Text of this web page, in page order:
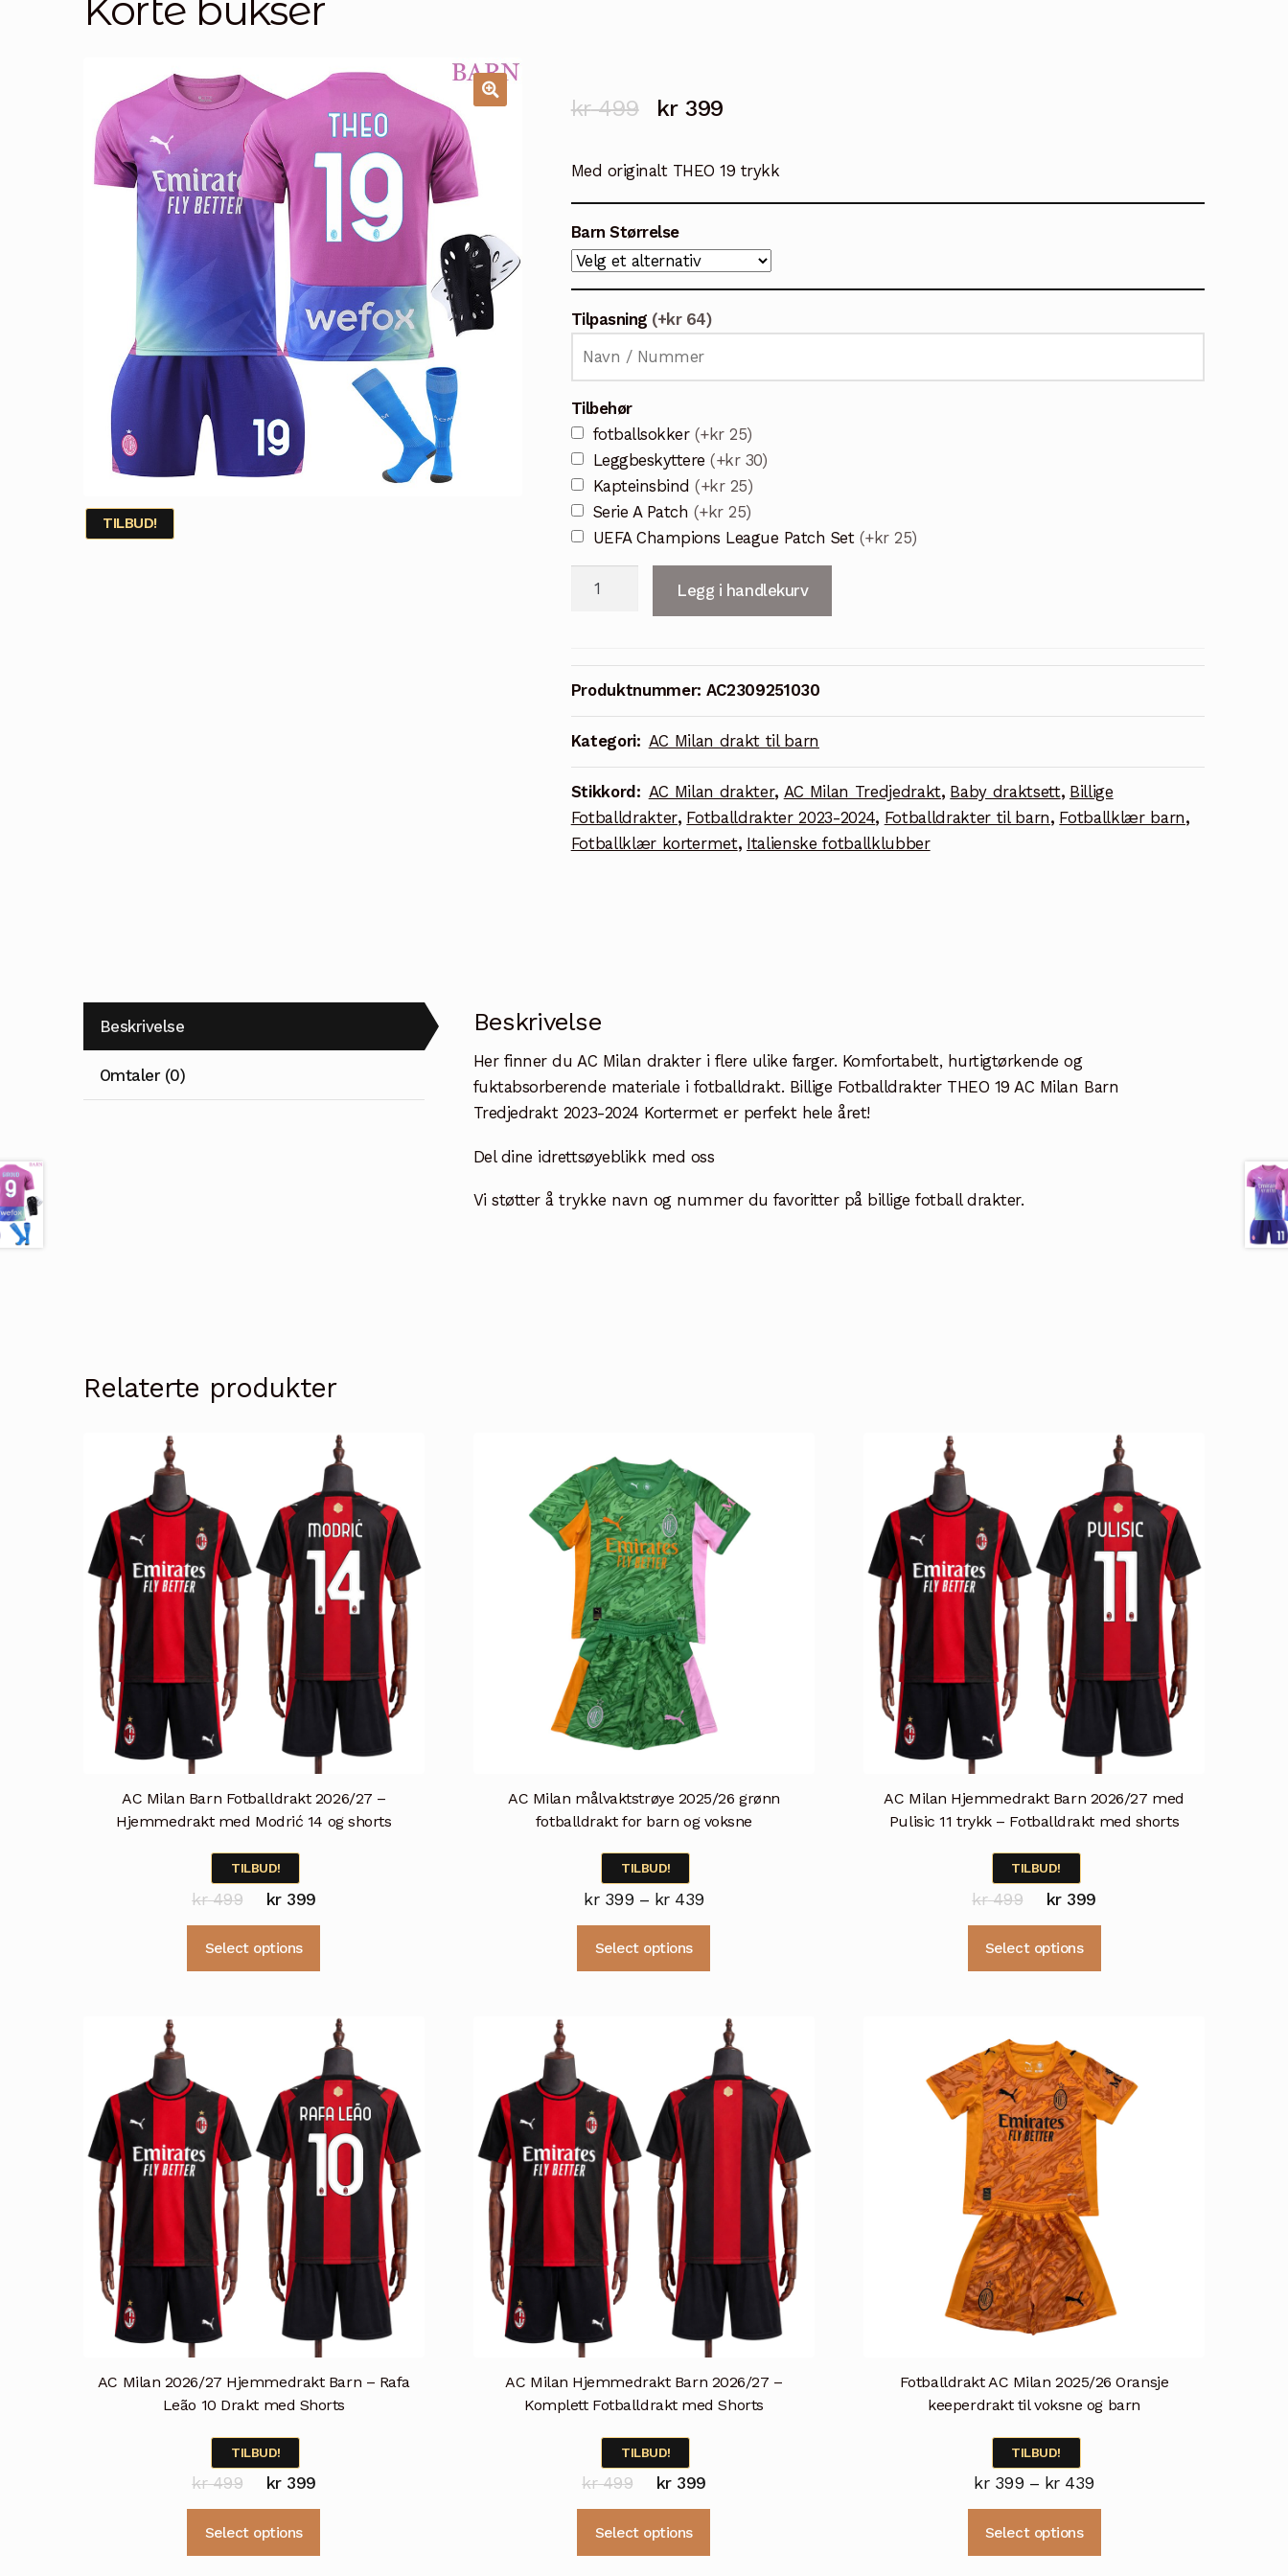
Korte bukser
TILBUD!
kr499
Opprinnelig
var:
kr399Nåværende
er:
Med originalt THEO 19 trykk
Barn Størrelse
Tilpasning (+kr 64)
Tilbehør
fotballsokker (+kr 25)
Leggbeskyttere(+kr 30)
Kapteinsbind(+kr 25)
Serie A Patch (+kr 25)
UEFA Champions League Patch Set (+kr 25)
THEO
Barn
+
Korte
bukser
Legg i handlekurv
Produktnummer: AC2309251030
Kategori: AC Milan drakt til barn
Stikkord: AC Milan drakter, AC Milan Tredjedrakt, Baby draktsett, Billige
Fotballdrakter, Fotballdrakter 2023-2024, Fotballdrakter til barn, Fotballklær barn,
Fotballklær kortermet, Italienske fotballklubber
Beskrivelse
Omtaler (0)
Beskrivelse
Her finner du AC Milan drakter i flere ulike farger. Komfortabelt, hurtigtørkende og
fuktabsorberende materiale i fotballdrakt. Billige Fotballdrakter THEO 19 AC Milan Barn
Tredjedrakt 2023-2024 Kortermet er perfekt hele året!
Del dine idrettsøyeblikk med oss
Vi støtter å trykke navn og nummer du favoritter på billige fotball drakter.
Relaterte produkter
AC Milan Barn Fotballdrakt 2026/27 –
Hjemmedrakt med Modrić 14 og shorts
TILBUD!
kr499
Opprinnelig
pris
var:
kr399Nåværende
pris
Select options
varianter.
Alternativene
kan
velges
på
produktsiden
AC Milan målvaktstrøye 2025/26 grønn
fotballdrakt for barn og voksne
TILBUD!
kr399 – kr439Prisområde:
kr 399
Select options
varianter.
Alternativene
kan
velges
på
produktsiden
AC Milan Hjemmedrakt Barn 2026/27 med
Pulisic 11 trykk – Fotballdrakt med shorts
TILBUD!
kr499
Opprinnelig
pris
var:
kr399Nåværende
pris
Select options
kan
velges
på
AC Milan 2026/27 Hjemmedrakt Barn – Rafa
Leão 10 Drakt med Shorts
TILBUD!
kr499
Opprinnelig
pris
var:
kr399Nåværende
pris
Select options
AC Milan Hjemmedrakt Barn 2026/27 –
Komplett Fotballdrakt med Shorts
TILBUD!
kr499
Opprinnelig
pris
var:
kr399Nåværende
pris
Select options
Fotballdrakt AC Milan 2025/26 Oransje
keeperdrakt til voksne og barn
TILBUD!
kr399 – kr439Prisområde:
kr 399
Select options